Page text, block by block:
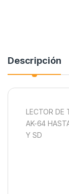
Descripción
LECTOR DE
AK-64
Y SD